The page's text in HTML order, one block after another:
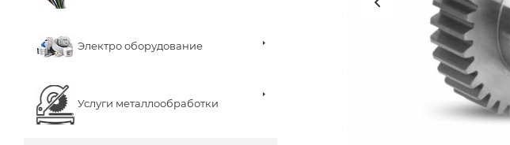
Электро оборудование
Услуги металлообработки